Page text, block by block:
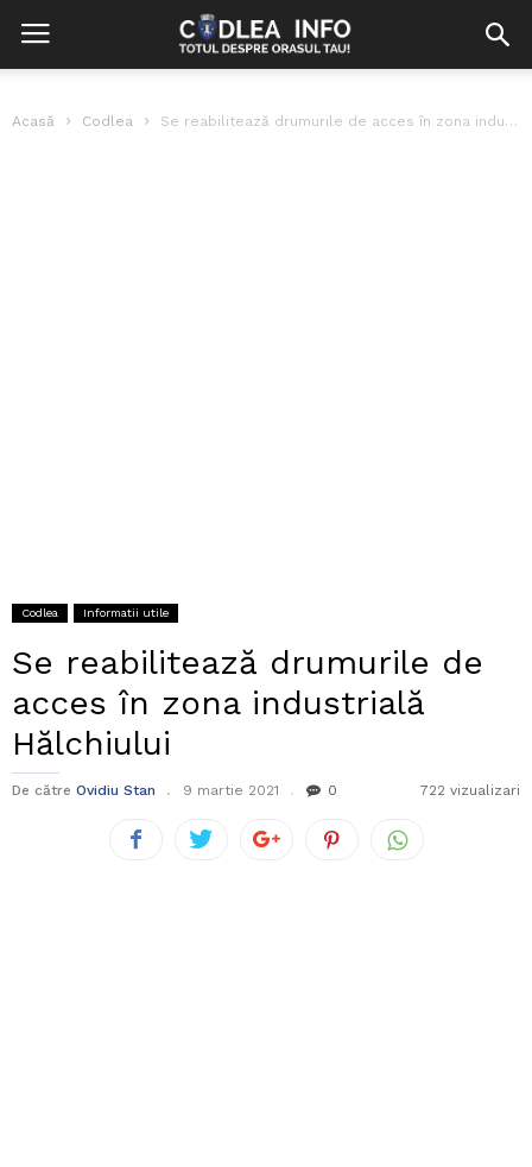
Acasă Codlea Se reabilitează drumurile de acces în zona industrială Hălchiului
Codlea Informatii utile
Se reabilitează drumurile de
acces în zona industrială
Hălchiului
De către Ovidiu Stan 9 martie 2021 0 722 vizualizari